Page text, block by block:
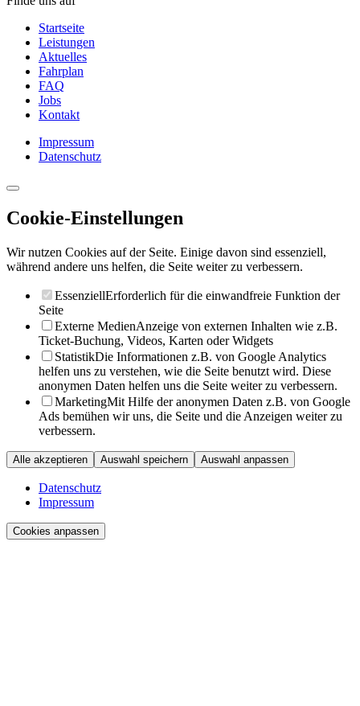
Startseite
Leistungen
Aktuelles
Fahrplan
FAQ
Jobs
Kontakt
Impressum
Datenschutz
Cookie-Einstellungen
Wir nutzen Cookies auf der Seite. Einige davon sind essenziell,
während andere uns helfen, die Seite weiter zu verbessern.
EssenziellErforderlich für die einwandfreie Funktion der
Seite
Externe MedienAnzeige von externen Inhalten wie z.B.
Ticket-Buchung, Videos, Karten oder Widgets
StatistikDie Informationen z.B. von Google Analytics
helfen uns zu verstehen, wie die Seite benutzt wird. Diese
anonymen Daten helfen uns die Seite weiter zu verbessern.
MarketingMit Hilfe der anonymen Daten z.B. von Google
Ads bemühen wir uns, die Seite und die Anzeigen weiter zu
verbessern.
Alle akzeptieren Auswahl speichern Auswahl anpassen
Datenschutz
Impressum
Cookies anpassen